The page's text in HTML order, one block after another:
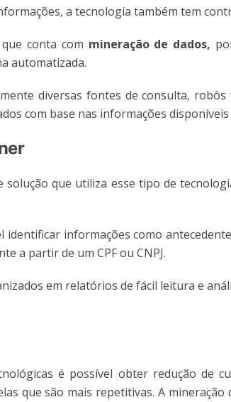
a tecnologia também tem
conta com mineração de dados,
automatizada.
diversas fontes de consulta,
com base nas informações disponíveis
solução que utiliza esse tipo de
identificar informações como
a partir de um CPF ou CNPJ.
em relatórios de fácil leitura e
é possível obter redução de
que são mais repetitivas. A mineração